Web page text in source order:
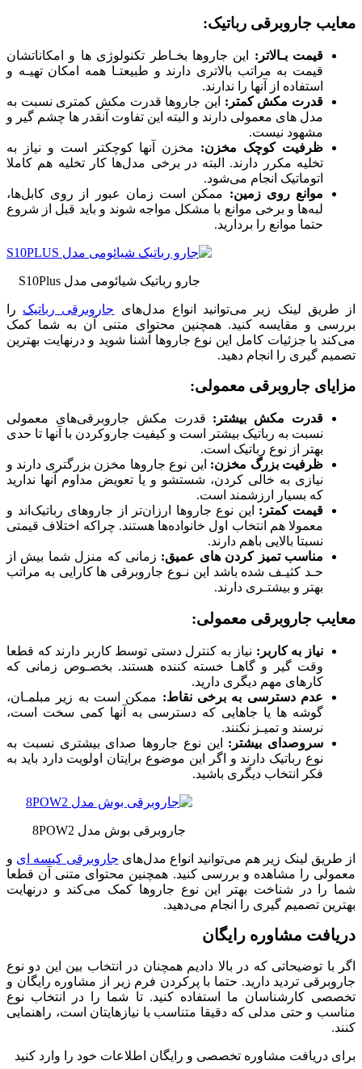
معایب جاروبرقی رباتیک:
قیمت بـالاتر: این جاروها بخـاطر تکنولوژی‌ ها و امکاناتشان
قیمت به مراتب بالاتری دارند و طبیعتـا همه امکان تهیـه و
استفاده از آنها را ندارند.
قدرت مکش کمتر: این جاروها قدرت مکش کمتری نسبت به
مدل های معمولی دارند و البته این تفاوت آنقدر ها چشم گیر و
مشهود نیست.
ظرفیت کوچک مخزن: مخزن آنها کوچکتر است و نیاز به
تخلیه مکرر دارند. البته در برخی مدل‌ها کار تخلیه هم کاملا
اتوماتیک انجام می‌شود.
موانع روی زمین: ممکن است زمان عبور از روی کابل‌ها،
لبه‌ها و برخی موانع با مشکل مواجه شوند و باید قبل از شروع
حتما موانع را بردارید.
جارو رباتیک شیائومی مدل S10Plus
از طریق لینک زیر می‌توانید انواع مدل‌های جاروبرقی رباتیک را
بررسی و مقایسه کنید. همچنین محتوای متنی آن به شما کمک
می‌کند با جزئیات کامل این نوع جاروها آشنا شوید و درنهایت بهترین
تصمیم گیری را انجام دهید.
مزایای جاروبرقی معمولی:
قدرت مکش بیشتر: قدرت مکش جاروبرقی‌های معمولی
نسبت به رباتیک بیشتر است و کیفیت جاروکردن با آنها تا حدی
بهتر از نوع رباتیک است.
ظرفیت بزرگ مخزن: این نوع جاروها مخزن بزرگتری دارند و
نیازی به خالی کردن، شستشو و یا تعویض مداوم آنها ندارید
که بسیار ارزشمند است.
قیمت کمتر: این نوع جاروها ارزان‌تر از جاروهای رباتیک‌اند و
معمولا هم انتخاب اول خانواده‌ها هستند. چراکه اختلاف قیمتی
نسبتا بالایی باهم دارند.
مناسب تمیز کردن‌ های عمیق: زمانی که منزل شما بیش از
حـد کثیـف شده باشد این نـوع جاروبرقی‌ ها کارایی به مراتب
بهتر و بیشتـری دارند.
معایب جاروبرقی معمولی:
نیاز به کاربر: نیاز به کنترل دستی توسط کاربر دارند که قطعا
وقت گیر و گاهـا خسته کننده هستند. بخصـوص زمانی که
کارهای مهم دیگری دارید.
عدم دسترسی به برخی نقاط: ممکن است به زیر مبلمـان،
گوشه‌ ها یا جاهایی که دسترسی به آنها کمی سخت است،
نرسند و تمیـز نکنند.
سروصدای بیشتر: این نوع جاروها صدای بیشتری نسبت به
نوع رباتیک دارند و اگر این موضوع برایتان اولویت دارد باید به
فکر انتخاب دیگری باشید.
جاروبرقی بوش مدل 8POW2
از طریق لینک زیر هم می‌توانید انواع مدل‌های جاروبرقی کیسه ای و
معمولی را مشاهده و بررسی کنید. همچنین محتوای متنی آن قطعا
شما را در شناخت بهتر این نوع جاروها کمک می‌کند و درنهایت
بهترین تصمیم گیری را انجام می‌دهید.
دریافت مشاوره رایگان
اگر با توضیحاتی که در بالا دادیم همچنان در انتخاب بین این دو نوع
جاروبرقی تردید دارید. حتما با پرکردن فرم زیر از مشاوره رایگان و
تخصصی کارشناسان ما استفاده کنید. تا شما را در انتخاب نوع
مناسب و حتی مدلی که دقیقا متناسب با نیازهایتان است، راهنمایی
کنند.
برای دریافت مشاوره تخصصی و رایگان اطلاعات خود را وارد کنید